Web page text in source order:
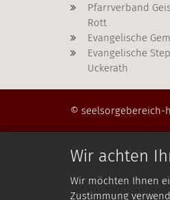
Wir achten
Wir möchten Ihnen
Zustimmung
Pfarrverband
Rott
Evangelische
Evangelische
Uckerath
© seelsorgebereich-